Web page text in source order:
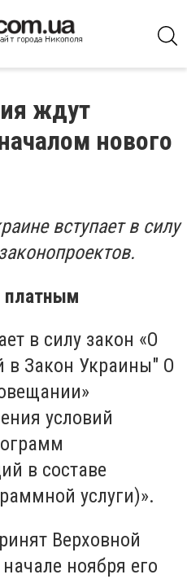
ждут
нового
вступает в силу
платным
в силу закон «О
в Закон Украины" О
условий
в составе
услуги)».
Верховной
ноября его